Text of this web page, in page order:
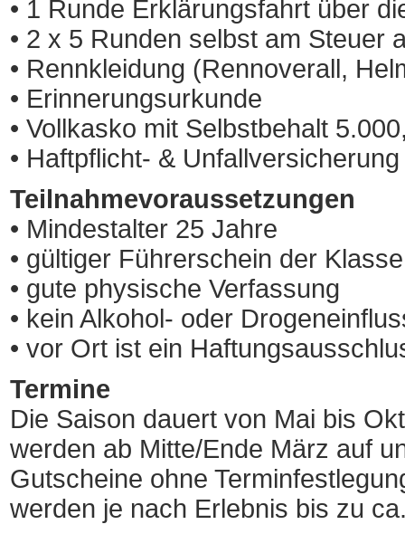
• 1 Runde Erklärungsfahrt über
• 2 x 5 Runden selbst am Steuer
• Rennkleidung (Rennoverall,
• Erinnerungsurkunde
• Vollkasko mit Selbstbehalt
• Haftpflicht- & Unfallversicherung
Teilnahmevoraussetzungen
• Mindestalter 25 Jahre
• gültiger Führerschein der
• gute physische Verfassung
• kein Alkohol- oder
• vor Ort ist ein
Termine
Die Saison dauert von Mai bis
werden ab Mitte/Ende März auf
Gutscheine ohne
werden je nach Erlebnis bis zu